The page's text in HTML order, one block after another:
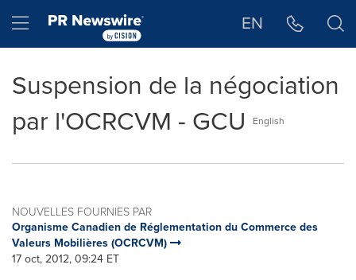
Hamburger menu EN
Suspension de la négociation
par l'OCRCVM - GCU
English
NOUVELLES FOURNIES PAR
Organisme Canadien de Réglementation du Commerce des
Valeurs Mobilières (OCRCVM)
17 oct, 2012, 09:24 ET